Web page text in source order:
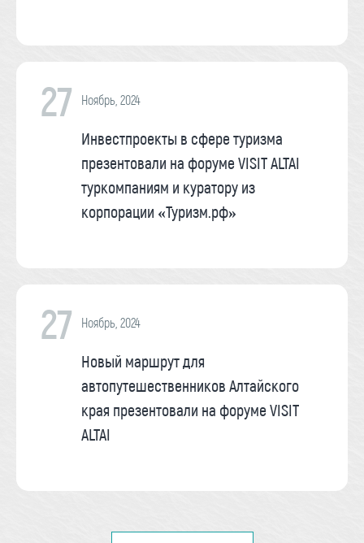
27 Ноябрь, 2024
Инвестпроекты в сфере туризма
презентовали на форуме VISIT ALTAI
туркомпаниям и куратору из
корпорации «Туризм.рф»
27 Ноябрь, 2024
Новый маршрут для
автопутешественников Алтайского
края презентовали на форуме VISIT
ALTAI